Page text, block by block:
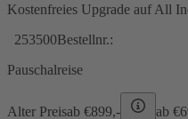
Kostenfreies Upgrade auf All
253500Bestellnr.:
Pauschalreise
Alter Preisab €899,- ab €